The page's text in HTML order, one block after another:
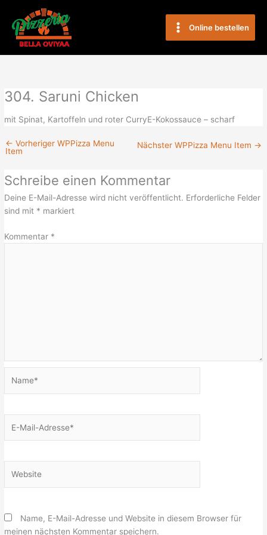
Inhalt
springen
Main
MenuOnline bestellen
304. Saruni Chicken
mit Spinat, Kartoffeln und roter CurryE-Kokossauce – scharf
← Vorheriger WPPizza Menu
Item
Nächster WPPizza Menu Item →
Schreibe einen Kommentar
Deine E-Mail-Adresse wird nicht veröffentlicht. Erforderliche Felder
sind mit * markiert
Kommentar *
Mail-
Name, E-Mail-Adresse und Website in diesem Browser für
meinen nächsten Kommentar speichern.